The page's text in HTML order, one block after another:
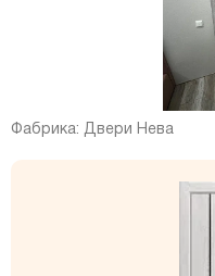
Фабрика: Двери Нева